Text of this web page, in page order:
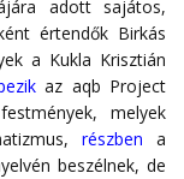
adott sajátos,
értendők Birkás
a Kukla Krisztián
az aqb Project
melyek
részben a
beszélnek, de